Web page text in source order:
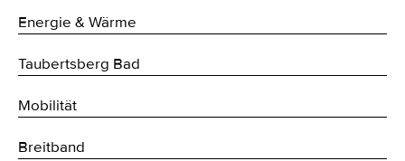
Energie & Wärme
Taubertsberg Bad
Mobilität
Breitband